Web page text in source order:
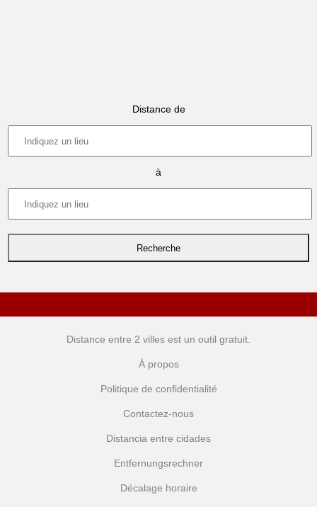
Distance de
à
Distance entre 2 villes est un outil gratuit.
À propos
Politique de confidentialité
Contactez-nous
Distancia entre cidades
Entfernungsrechner
Décalage horaire